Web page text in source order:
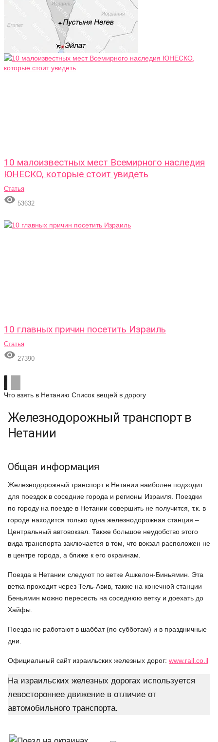
10 малоизвестных мест Всемирного наследия
ЮНЕСКО, которые стоит увидеть
Статья
 53632
10 главных причин посетить Израиль
Статья
 27390
Что взять в Нетанию Список вещей в дорогу
Железнодорожный транспорт в
Нетании
Общая информация
Железнодорожный транспорт в Нетании наиболее подходит
для поездок в соседние города и регионы Израиля. Поездки
по городу на поезде в Нетании совершить не получится, т.к. в
городе находится только одна железнодорожная станция –
Центральный автовокзал. Также большое неудобство этого
вида транспорта заключается в том, что вокзал расположен не
в центре города, а ближе к его окраинам.
Поезда в Нетании следуют по ветке Ашкелон-Биньямин. Эта
ветка проходит через Тель-Авив, также на конечной станции
Беньямин можно пересесть на соседнюю ветку и доехать до
Хайфы.
Поезда не работают в шаббат (по субботам) и в праздничные
дни.
Официальный сайт израильских железных дорог: www.rail.co.il
На израильских железных дорогах используется
левостороннее движение в отличие от
автомобильного транспорта.